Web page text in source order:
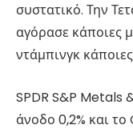
συστατικό. Την
αγόρασε κάποιες
ντάμπινγκ
SPDR S&P Metals
άνοδο 0,2% και